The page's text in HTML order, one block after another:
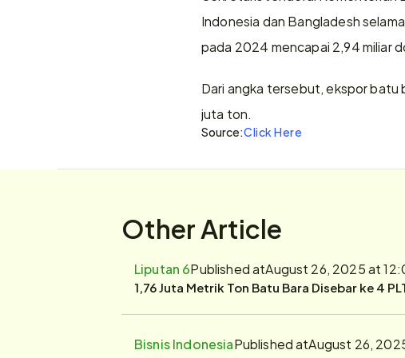
Indonesia dan Bangladesh
pada 2024 mencapai 2,94 miliar
Dari angka tersebut, ekspor batu
juta ton.
Source:Click Here
Other Article
Liputan 6Published atAugust 26, 2025 at
1,76 Juta Metrik Ton Batu Bara Disebar ke 4
Bisnis IndonesiaPublished atAugust 26,